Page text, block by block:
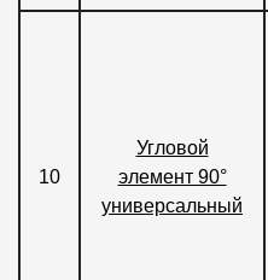
10
Угловой
элемент 90°
универсальный